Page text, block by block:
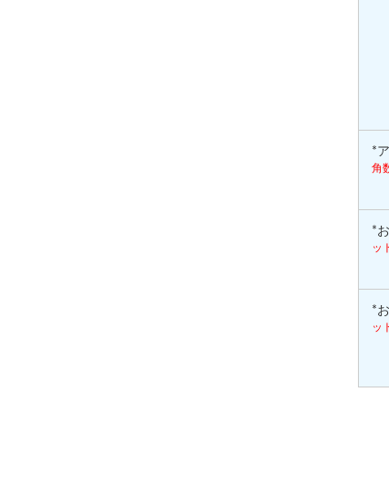
*
角
*
ッ
*
ッ